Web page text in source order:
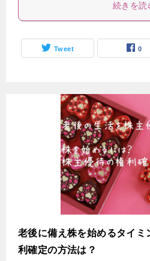
続きを読
Tweet 0
老後に備え株を始めるタイミ
利確定の方法は？